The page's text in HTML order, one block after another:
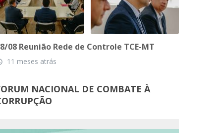
08 Reunião Rede de Controle TCE-MT
11 meses atrás
NACIONAL DE COMBATE À